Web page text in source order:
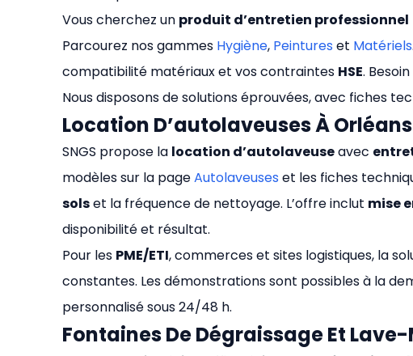
Vous cherchez un produit d’entretien professionnel
Parcourez nos gammes Hygiène, Peintures et Matériels
compatibilité matériaux et vos contraintes HSE. Besoin
Nous disposons de solutions éprouvées, avec fiches
Location D’autolaveuses À
SNGS propose la location d’autolaveuseavec
modèles sur la pageAutolaveuses et les fiches
solset la fréquence de nettoyage. L’offre inclut mise
disponibilité et résultat.
Pour les PME/ETI, commerces et sites logistiques, la
constantes. Les démonstrations sont possibles à la
personnalisé sous 24/48 h.
Fontaines De Dégraissage Et